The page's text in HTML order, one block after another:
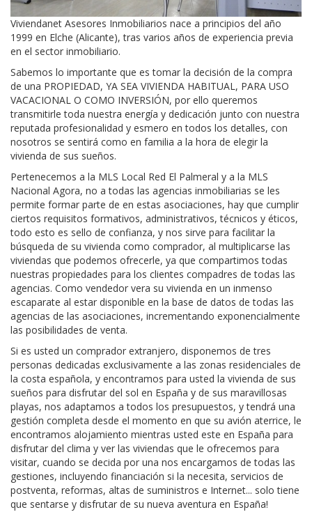
Viviendanet Asesores Inmobiliarios nace a principios del año
1999 en Elche (Alicante), tras varios años de experiencia previa
en el sector inmobiliario.
Sabemos lo importante que es tomar la decisión de la compra
de una PROPIEDAD, YA SEA VIVIENDA HABITUAL, PARA USO
VACACIONAL O COMO INVERSIÓN, por ello queremos
transmitirle toda nuestra energía y dedicación junto con nuestra
reputada profesionalidad y esmero en todos los detalles, con
nosotros se sentirá como en familia a la hora de elegir la
vivienda de sus sueños.
Pertenecemos a la MLS Local Red El Palmeral y a la MLS
Nacional Agora, no a todas las agencias inmobiliarias se les
permite formar parte de en estas asociaciones, hay que cumplir
ciertos requisitos formativos, administrativos, técnicos y éticos,
todo esto es sello de confianza, y nos sirve para facilitar la
búsqueda de su vivienda como comprador, al multiplicarse las
viviendas que podemos ofrecerle, ya que compartimos todas
nuestras propiedades para los clientes compadres de todas las
agencias. Como vendedor vera su vivienda en un inmenso
escaparate al estar disponible en la base de datos de todas las
agencias de las asociaciones, incrementando exponencialmente
las posibilidades de venta.
Si es usted un comprador extranjero, disponemos de tres
personas dedicadas exclusivamente a las zonas residenciales de
la costa española, y encontramos para usted la vivienda de sus
sueños para disfrutar del sol en España y de sus maravillosas
playas, nos adaptamos a todos los presupuestos, y tendrá una
gestión completa desde el momento en que su avión aterrice, le
encontramos alojamiento mientras usted este en España para
disfrutar del clima y ver las viviendas que le ofrecemos para
visitar, cuando se decida por una nos encargamos de todas las
gestiones, incluyendo financiación si la necesita, servicios de
postventa, reformas, altas de suministros e Internet... solo tiene
que sentarse y disfrutar de su nueva aventura en España!